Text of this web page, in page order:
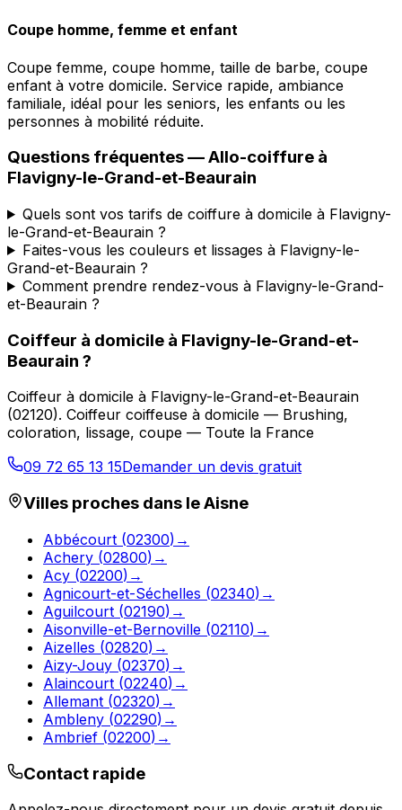
Coupe homme, femme et enfant
Coupe femme, coupe homme, taille de barbe, coupe
enfant à votre domicile. Service rapide, ambiance
familiale, idéal pour les seniors, les enfants ou les
personnes à mobilité réduite.
Questions fréquentes —Allo-coiffure à
Flavigny-le-Grand-et-Beaurain
Quels sont vos tarifs de coiffure à domicile à Flavigny-
le-Grand-et-Beaurain ?
Faites-vous les couleurs et lissages à Flavigny-le-
Grand-et-Beaurain ?
Comment prendre rendez-vous à Flavigny-le-Grand-
et-Beaurain ?
Coiffeur à domicile à Flavigny-le-Grand-et-
Beaurain ?
Coiffeur à domicile à Flavigny-le-Grand-et-Beaurain
(02120). Coiffeur coiffeuse à domicile — Brushing,
coloration, lissage, coupe — Toute la France
09 72 65 13 15Demander un devis gratuit
Villes proches dans leAisne
Abbécourt (02300) →
Achery (02800) →
Acy (02200) →
Agnicourt-et-Séchelles (02340) →
Aguilcourt (02190) →
Aisonville-et-Bernoville (02110) →
Aizelles (02820) →
Aizy-Jouy (02370) →
Alaincourt (02240) →
Allemant (02320) →
Ambleny (02290) →
Ambrief (02200) →
Contact rapide